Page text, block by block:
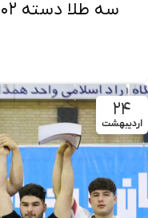
۲۴
اردیبهشت